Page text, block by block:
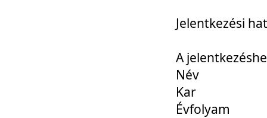
Jelentkezési
A
Név
Kar
Évfolyam